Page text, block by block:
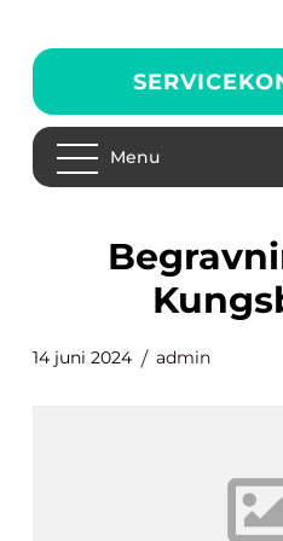
Menu
begravningsbyrå
14 juni 2024 admin